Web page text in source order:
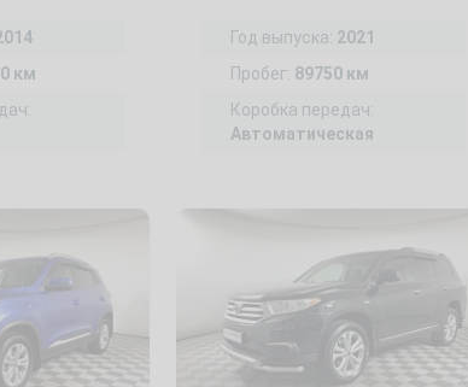
км
Год выпуска: 2021
Пробег: 89750 км
Коробка передач:
Автоматическая